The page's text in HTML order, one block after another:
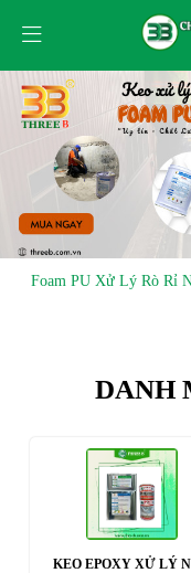
Foam PU Xử Lý Rò Rỉ
DANH
KEO EPOXY XỬ LÝ